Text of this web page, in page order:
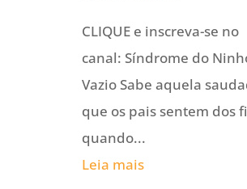
CLIQUE e inscreva-se no
canal: Síndrome do
Vazio Sabe aquela
que os pais sentem dos
quando...
Leia mais